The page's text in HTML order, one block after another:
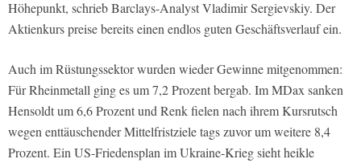
Höhepunkt, schrieb Barclays-Analyst Vladimir Sergievskiy. Der
Aktienkurs preise bereits einen endlos guten Geschäftsverlauf ein.
Auch im Rüstungssektor wurden wieder Gewinne mitgenommen:
Für Rheinmetall ging es um 7,2 Prozent bergab. Im MDax sanken
Hensoldt um 6,6 Prozent und Renk fielen nach ihrem Kursrutsch
wegen enttäuschender Mittelfristziele tags zuvor um weitere 8,4
Prozent. Ein US-Friedensplan im Ukraine-Krieg sieht heikle